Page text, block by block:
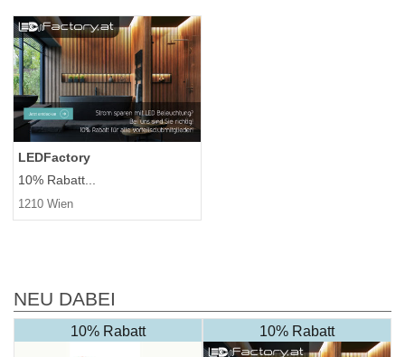
LEDFactory
10% Rabatt...
1210 Wien
NEU DABEI
10% Rabatt 10% Rabatt